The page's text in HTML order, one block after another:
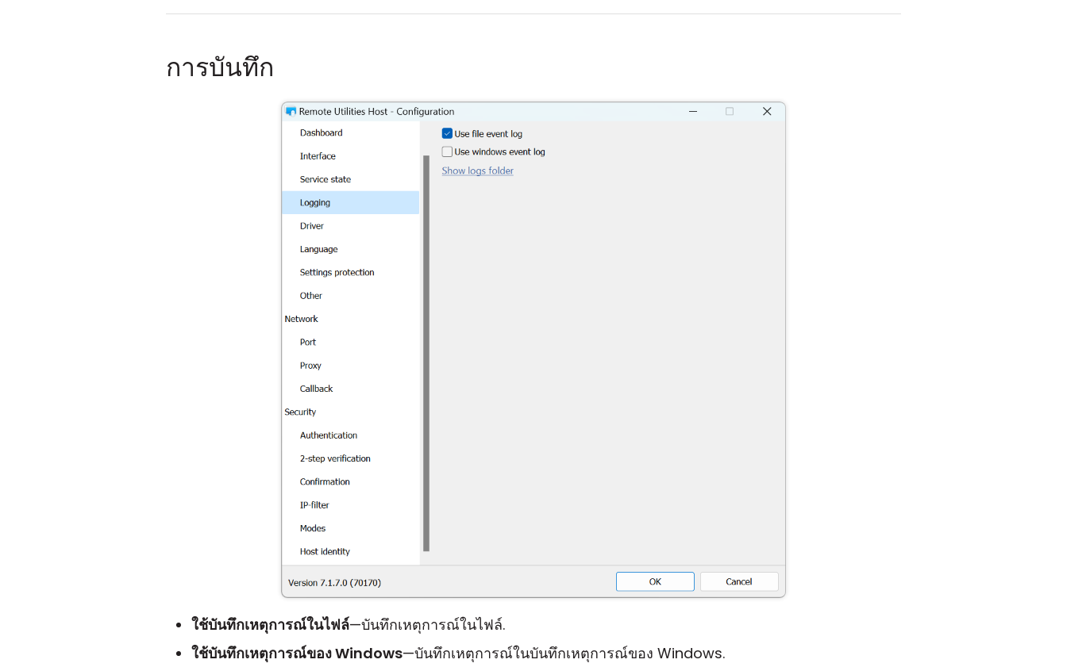
การบันทึก
ใช้บันทึกเหตุการณ์ในไฟล์—บันทึกเหตุการณ์ในไฟล์.
ใช้บันทึกเหตุการณ์ของ Windows—บันทึกเหตุการณ์ในบันทึกเหตุการณ์ของ Windows.